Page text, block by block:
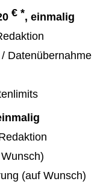
€ *, einmalig
Datenübernahme
(auf Wunsch)